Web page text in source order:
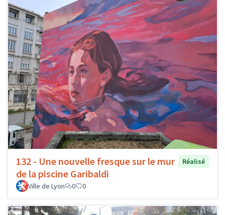
132 - Une nouvelle fresque sur le mur
de la piscine Garibaldi
Réalisé
Ville de Lyon 0 0